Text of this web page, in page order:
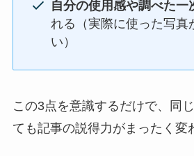
自分の使用感や調べた一
れる（実際に使った写真
い）
この3点を意識するだけで、同
ても記事の説得力がまったく変